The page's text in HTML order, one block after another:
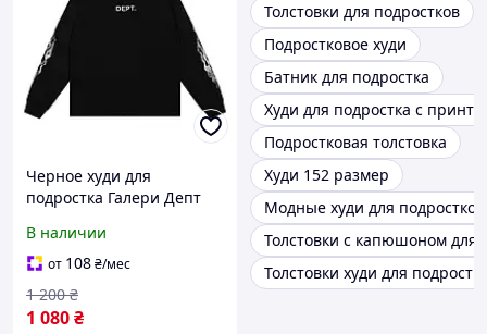
Черное худи для
подростка Галери Депт
мужской осенний
KRT1145
В наличии
от 108₴/мес
1 080₴
1 200 ₴
Толстовки для подростков
Подростковое худи
Батник для подростка
Худи для подростка с
Подростковая толстовка
Худи 152 размер
Модные худи для подростков
Толстовки с капюшоном для
Толстовки худи для